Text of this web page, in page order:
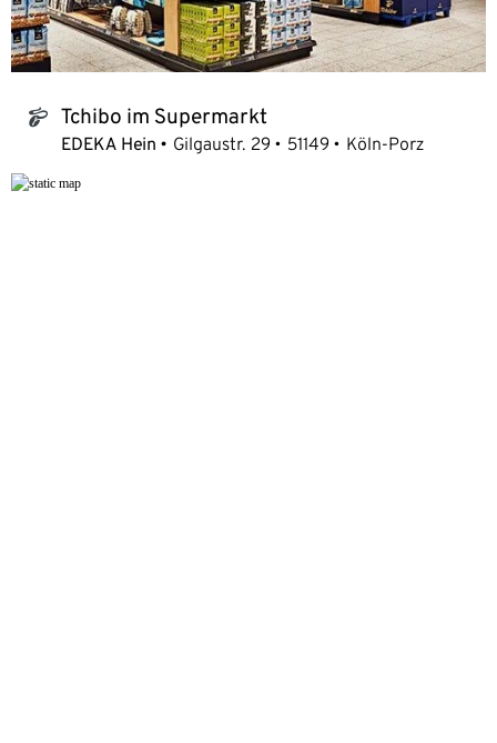
tchibo_logo Tchibo im Supermarkt
EDEKA Hein Gilgaustr. 29 51149 Köln-Porz